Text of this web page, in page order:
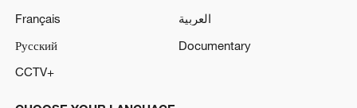
Français
العربية
Русский
Documentary
CCTV+